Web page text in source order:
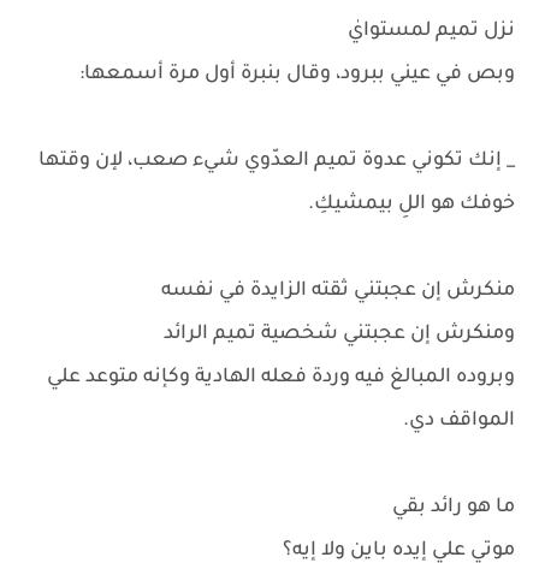
نزل تميم لمستوايٰ
وبص في عيني ببرود، وقال بنبرة أول مرة أسمعها:
_ إنك تكوني عدوة تميم العدّوي شيء صعب، لإن وقتها
خوفك هو اللِ بيمشيكِ.
منكرش إن عجبتني ثقته الزايدة في نفسه
ومنكرش إن عجبتني شخصية تميم الرائد
وبروده المبالغ فيه وردة فعله الهادية وكإنه متوعد علي
المواقف دي.
ما هو رائد بقي
موتي علي إيده باين ولا إيه؟